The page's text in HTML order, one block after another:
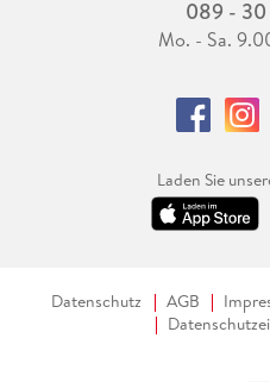
089 - 30
Mo. - Sa.
Laden Sie
Datenschutz AGB